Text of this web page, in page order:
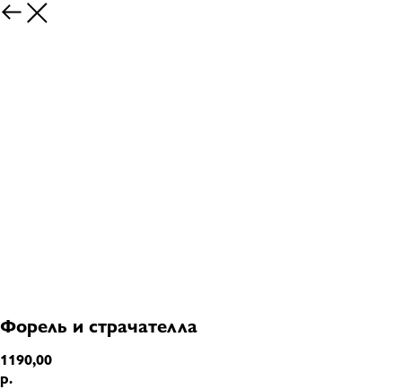
Форель и страчателла
1190,00
р.